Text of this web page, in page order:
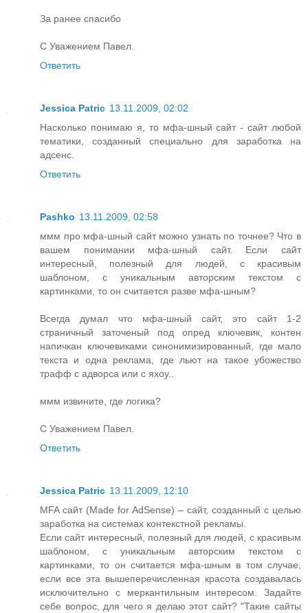
За ранее спасибо
С Уважением Павел.
Ответить
Jessica Patric 13.11.2009, 02:02
Насколько понимаю я, то мфа-шный сайт - сайт любой
тематики, созданный специально для заработка на
адсенс.
Ответить
Pashko 13.11.2009, 02:58
ммм про мфа-шный сайт можно узнать по точнее? Что в
вашем понимании мфа-шный сайт. Если сайт
интересный, полезный для людей, с красивым
шаблоном, с уникальным авторским текстом с
картинками, то он считается разве мфа-шным?
Всегда думал что мфа-шный сайт, это сайт 1-2
страничный заточеный под опред ключевик, контен
напичкан ключевиками синонимизированный, где мало
текста и одна реклама, где льют на такое убожество
трафф с адворса или с яхоу..
ммм извините, где логика?
С Уважением Павел.
Ответить
Jessica Patric 13.11.2009, 12:10
MFA сайт (Made for AdSense) – сайт, созданный с целью
заработка на системах контекстной рекламы.
Если сайт интересный, полезный для людей, с красивым
шаблоном, с уникальным авторским текстом с
картинками, то он считается мфа-шным в том случае,
если все эта вышеперечисленная красота создавалась
исключительно с меркантильным интересом. Задайте
себе вопрос, для чего я делаю этот сайт? "Такие сайты